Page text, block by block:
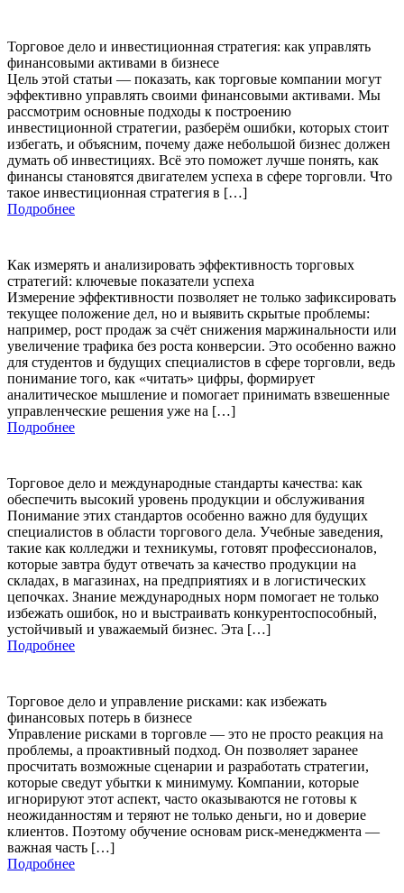
Торговое дело и инвестиционная стратегия: как управлять
финансовыми активами в бизнесе
Цель этой статьи — показать, как торговые компании могут
эффективно управлять своими финансовыми активами. Мы
рассмотрим основные подходы к построению
инвестиционной стратегии, разберём ошибки, которых стоит
избегать, и объясним, почему даже небольшой бизнес должен
думать об инвестициях. Всё это поможет лучше понять, как
финансы становятся двигателем успеха в сфере торговли. Что
такое инвестиционная стратегия в […]
Подробнее
Как измерять и анализировать эффективность торговых
стратегий: ключевые показатели успеха
Измерение эффективности позволяет не только зафиксировать
текущее положение дел, но и выявить скрытые проблемы:
например, рост продаж за счёт снижения маржинальности или
увеличение трафика без роста конверсии. Это особенно важно
для студентов и будущих специалистов в сфере торговли, ведь
понимание того, как «читать» цифры, формирует
аналитическое мышление и помогает принимать взвешенные
управленческие решения уже на […]
Подробнее
Торговое дело и международные стандарты качества: как
обеспечить высокий уровень продукции и обслуживания
Понимание этих стандартов особенно важно для будущих
специалистов в области торгового дела. Учебные заведения,
такие как колледжи и техникумы, готовят профессионалов,
которые завтра будут отвечать за качество продукции на
складах, в магазинах, на предприятиях и в логистических
цепочках. Знание международных норм помогает не только
избежать ошибок, но и выстраивать конкурентоспособный,
устойчивый и уважаемый бизнес. Эта […]
Подробнее
Торговое дело и управление рисками: как избежать
финансовых потерь в бизнесе
Управление рисками в торговле — это не просто реакция на
проблемы, а проактивный подход. Он позволяет заранее
просчитать возможные сценарии и разработать стратегии,
которые сведут убытки к минимуму. Компании, которые
игнорируют этот аспект, часто оказываются не готовы к
неожиданностям и теряют не только деньги, но и доверие
клиентов. Поэтому обучение основам риск-менеджмента —
важная часть […]
Подробнее